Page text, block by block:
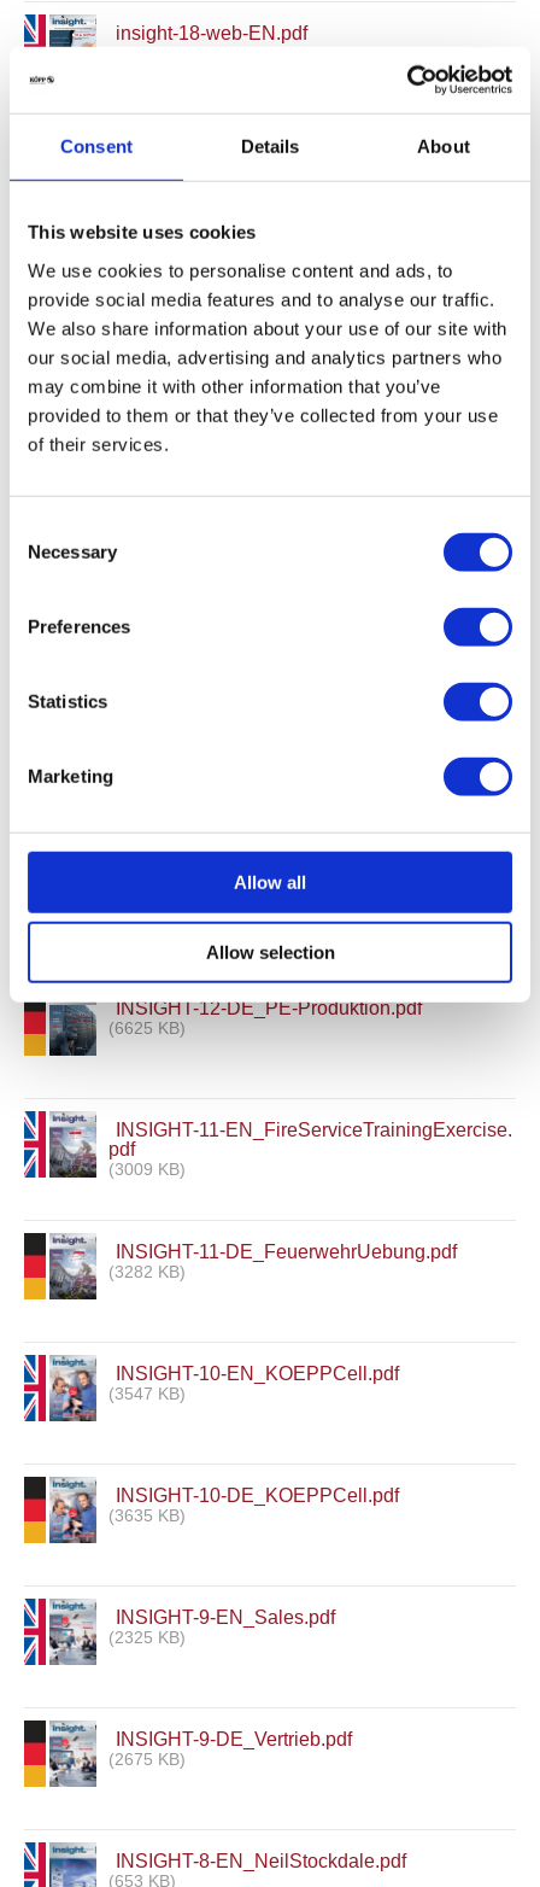
Consent Details About
This website uses cookies
We use cookies to personalise content and ads, to
provide social media features and to analyse our traffic.
We also share information about your use of our site with
our social media, advertising and analytics partners who
may combine it with other information that you’ve
provided to them or that they’ve collected from your use
of their services.
Selection
Necessary
Preferences
Statistics
Marketing
Allow all
Allow selection
insight-18-web-EN.pdf
INSIGHT-15-E_Material_tests.pdf
(1766 KB)
INSIGHT-15-D_Materialpruefungen.pdf
(1753 KB)
INSIGHT-14-EN_Fair-attendance-2018.pdf
(3333 KB)
(3269 KB)
Insight-13-EN_Expansion-PE-CN-SD.pdf
Insight-13-DE_Erweiterung-PE-CN-SD.pdf
(7065 KB)
INSIGHT-12-EN_PE-Production.pdf
INSIGHT-12-DE_PE-Produktion.pdf
(6625 KB)
INSIGHT-11-EN_FireServiceTrainingExercise.
pdf
(3009 KB)
INSIGHT-11-DE_FeuerwehrUebung.pdf
(3282 KB)
INSIGHT-10-EN_KOEPPCell.pdf
(3547 KB)
INSIGHT-10-DE_KOEPPCell.pdf
(3635 KB)
INSIGHT-9-EN_Sales.pdf
(2325 KB)
INSIGHT-9-DE_Vertrieb.pdf
(2675 KB)
INSIGHT-8-EN_NeilStockdale.pdf
(653 KB)